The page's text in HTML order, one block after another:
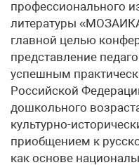
профессионального
литературы
главной целью
представление
успешным
Российской
дошкольного
культурно-
приобщением к
как основе